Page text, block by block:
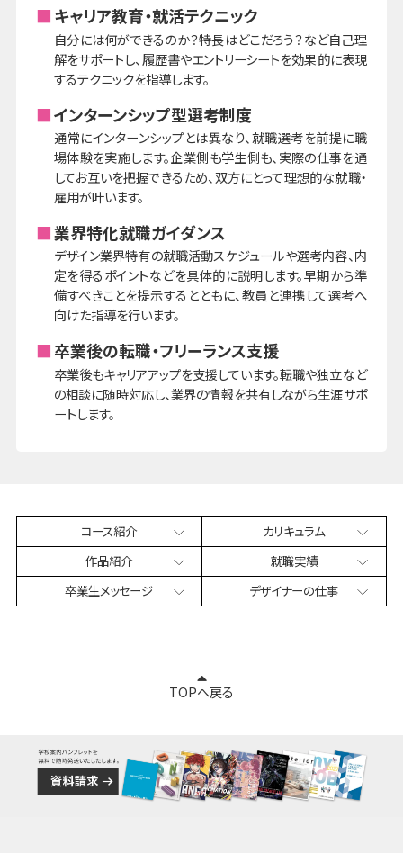
キャリア教育・就活テクニック
自分には何ができるのか？特長はどこだろう？など自己理
解をサポートし、履歴書やエントリーシートを効果的に表現
するテクニックを指導します。
インターンシップ型選考制度
通常にインターンシップとは異なり、就職選考を前提に職
場体験を実施します。企業側も学生側も、実際の仕事を通
してお互いを把握できるため、双方にとって理想的な就職・
雇用が叶います。
業界特化就職ガイダンス
デザイン業界特有の就職活動スケジュールや選考内容、内
定を得るポイントなどを具体的に説明します。早期から準
備すべきことを提示するとともに、教員と連携して選考へ
向けた指導を行います。
卒業後の転職・フリーランス支援
卒業後もキャリアアップを支援しています。転職や独立など
の相談に随時対応し、業界の情報を共有しながら生涯サポ
ートします。
コース紹介
カリキュラム
作品紹介
就職実績
卒業生メッセージ デザイナーの仕事
TOPへ戻る